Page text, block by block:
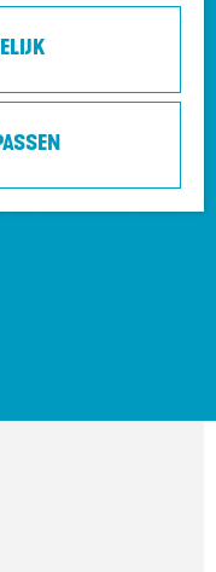
en acties
over de Heuvelrug
informatie
kom ik op de
informatiepunten
MUSICAL